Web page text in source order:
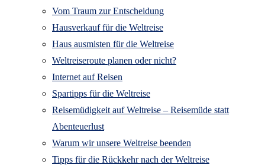
Vom Traum zur Entscheidung
Hausverkauf für die Weltreise
Haus ausmisten für die Weltreise
Weltreiseroute planen oder nicht?
Internet auf Reisen
Spartipps für die Weltreise
Reisemüdigkeit auf Weltreise – Reisemüde statt
Abenteuerlust
Warum wir unsere Weltreise beenden
Tipps für die Rückkehr nach der Weltreise